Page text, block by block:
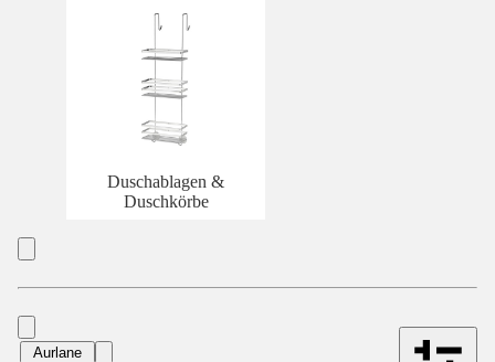
Duschablagen &
Duschkörbe
Aurlane